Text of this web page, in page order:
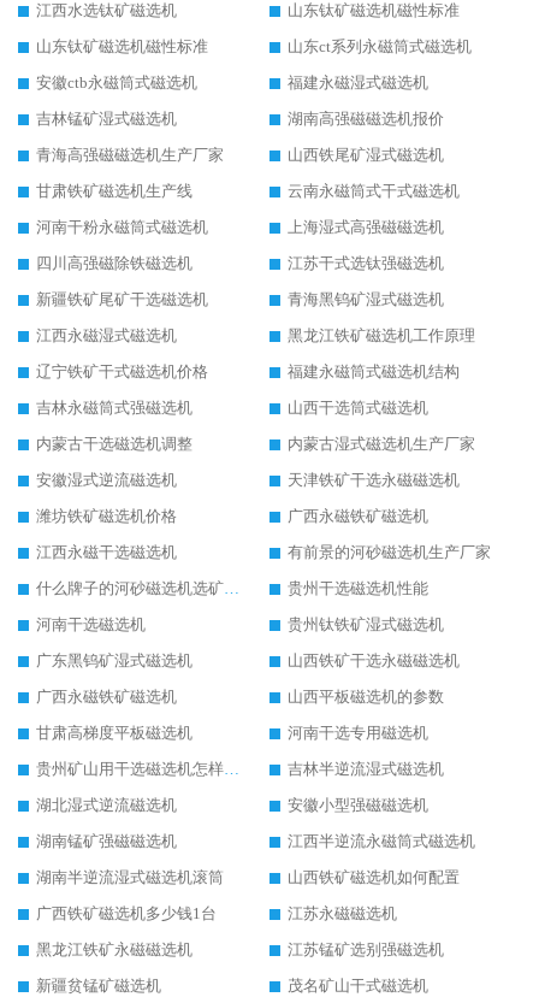
江西水选钛矿磁选机
山东钛矿磁选机磁性标准
山东钛矿磁选机磁性标准
山东ct系列永磁筒式磁选机
安徽ctb永磁筒式磁选机
福建永磁湿式磁选机
吉林锰矿湿式磁选机
湖南高强磁磁选机报价
青海高强磁磁选机生产厂家
山西铁尾矿湿式磁选机
甘肃铁矿磁选机生产线
云南永磁筒式干式磁选机
河南干粉永磁筒式磁选机
上海湿式高强磁磁选机
四川高强磁除铁磁选机
江苏干式选钛强磁选机
新疆铁矿尾矿干选磁选机
青海黑钨矿湿式磁选机
江西永磁湿式磁选机
黑龙江铁矿磁选机工作原理
辽宁铁矿干式磁选机价格
福建永磁筒式磁选机结构
吉林永磁筒式强磁选机
山西干选筒式磁选机
内蒙古干选磁选机调整
内蒙古湿式磁选机生产厂家
安徽湿式逆流磁选机
天津铁矿干选永磁磁选机
潍坊铁矿磁选机价格
广西永磁铁矿磁选机
江西永磁干选磁选机
有前景的河砂磁选机生产厂家
什么牌子的河砂磁选机选矿效果好
贵州干选磁选机性能
河南干选磁选机
贵州钛铁矿湿式磁选机
广东黑钨矿湿式磁选机
山西铁矿干选永磁磁选机
广西永磁铁矿磁选机
山西平板磁选机的参数
甘肃高梯度平板磁选机
河南干选专用磁选机
贵州矿山用干选磁选机怎样调磁
吉林半逆流湿式磁选机
湖北湿式逆流磁选机
安徽小型强磁磁选机
湖南锰矿强磁磁选机
江西半逆流永磁筒式磁选机
湖南半逆流湿式磁选机滚筒
山西铁矿磁选机如何配置
广西铁矿磁选机多少钱1台
江苏永磁磁选机
黑龙江铁矿永磁磁选机
江苏锰矿选别强磁选机
新疆贫锰矿磁选机
茂名矿山干式磁选机